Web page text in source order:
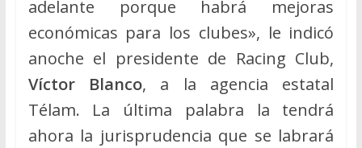
adelante porque habrá mejoras
económicas para los clubes», le indicó
anoche el presidente de Racing Club,
Víctor Blanco, a la agencia estatal
Télam. La última palabra la tendrá
ahora la jurisprudencia que se labrará